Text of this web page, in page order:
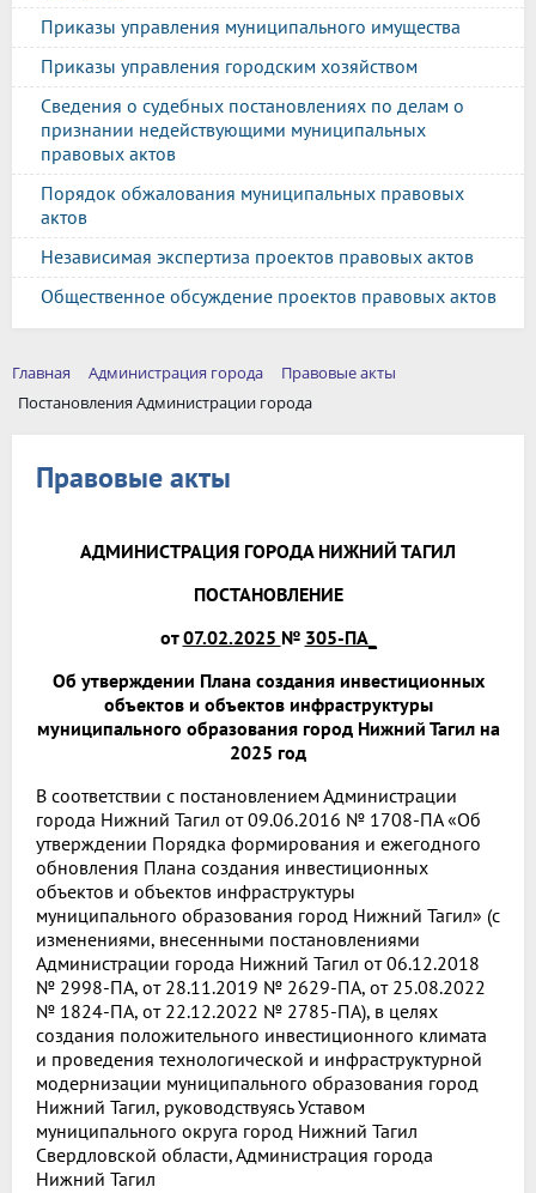
Приказы управления муниципального имущества
Приказы управления городским хозяйством
Сведения о судебных постановлениях по делам о
признании недействующими муниципальных
правовых актов
Порядок обжалования муниципальных правовых
актов
Независимая экспертиза проектов правовых актов
Общественное обсуждение проектов правовых актов
Главная Администрация города
Правовые акты
Постановления Администрации города
Правовые акты
АДМИНИСТРАЦИЯ ГОРОДА НИЖНИЙ ТАГИЛ
ПОСТАНОВЛЕНИЕ
от07.02.2025 № 305-ПА_
Об утверждении Плана создания инвестиционных
объектов и объектов инфраструктуры
муниципального образования город Нижний Тагил на
2025 год
В соответствии с постановлением Администрации
города Нижний Тагил от 09.06.2016 № 1708-ПА «Об
утверждении Порядка формирования и ежегодного
обновления Плана создания инвестиционных
объектов и объектов инфраструктуры
муниципального образования город Нижний Тагил» (с
изменениями, внесенными постановлениями
Администрации города Нижний Тагил от 06.12.2018
№ 2998-ПА, от 28.11.2019 № 2629-ПА, от 25.08.2022
№ 1824-ПА, от 22.12.2022 № 2785-ПА), в целях
создания положительного инвестиционного климата
и проведения технологической и инфраструктурной
модернизации муниципального образования город
Нижний Тагил, руководствуясь Уставом
муниципального округа город Нижний Тагил
Свердловской области, Администрация города
Нижний Тагил